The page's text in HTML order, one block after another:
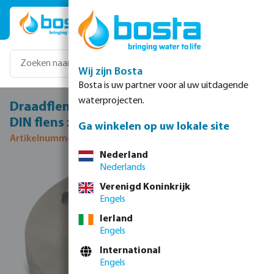
Ga naar de hoofdinhoud
Draadflens RVS 316 DN32 x DN32 x 1 1/4"
DIN flens x binnendraad 40bar DN32 PN40
Artikelnummer 0080666
Afbeeldingengalerij overslaan
Wij zijn Bosta
Bosta is uw partner voor al uw uitdagende
waterprojecten.
Ga winkelen op uw lokale site
Nederland
Nederlands
Verenigd Koninkrijk
Engels
Ierland
Engels
International
Engels